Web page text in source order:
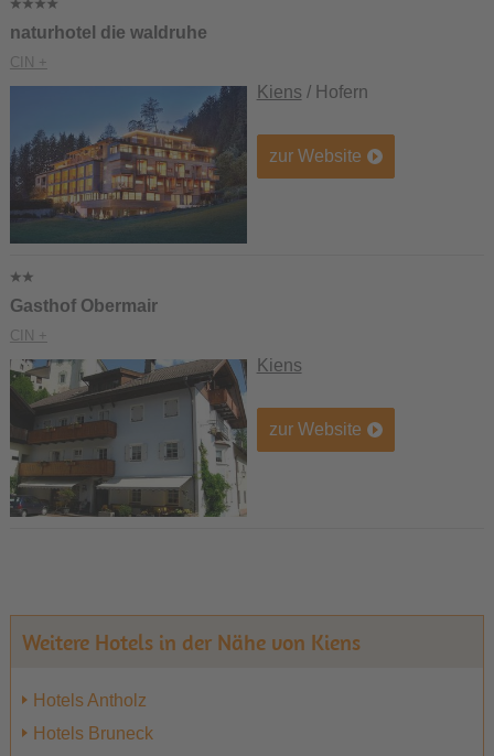
naturhotel die waldruhe
CIN +
Kiens / Hofern
zur Website
Gasthof Obermair
CIN +
Kiens
zur Website
Weitere Hotels in der Nähe von Kiens
Hotels Antholz
Hotels Bruneck